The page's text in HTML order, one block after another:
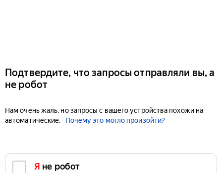
Подтвердите, что запросы отправляли вы, а
не робот
Нам очень жаль, но запросы с вашего устройства похожи на
автоматические.
Почему это могло произойти?
Я не робот